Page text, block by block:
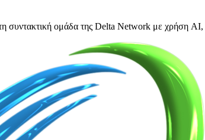
συντακτική ομάδα της Delta Network με χρήση